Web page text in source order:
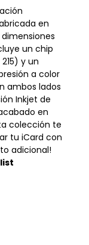
en
un chip
215) y un
a color
ambos lados
Inkjet de
en
colección te
tu iCard con
adicional!